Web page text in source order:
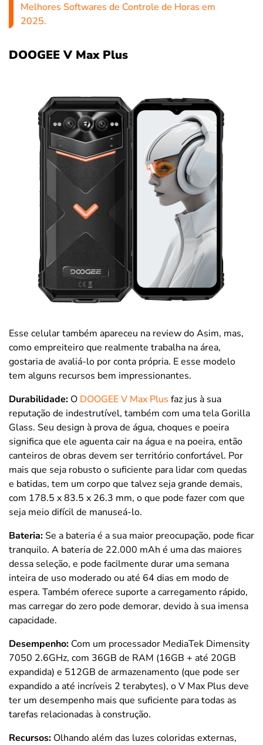
Melhores Softwares de Controle de Horas em
2025.
DOOGEE V Max Plus
Esse celular também apareceu na review do Asim, mas,
como empreiteiro que realmente trabalha na área,
gostaria de avaliá-lo por conta própria. E esse modelo
tem alguns recursos bem impressionantes.
Durabilidade: O DOOGEE V Max Plus faz jus à sua
reputação de indestrutível, também com uma tela Gorilla
Glass. Seu design à prova de água, choques e poeira
significa que ele aguenta cair na água e na poeira, então
canteiros de obras devem ser território confortável. Por
mais que seja robusto o suficiente para lidar com quedas
e batidas, tem um corpo que talvez seja grande demais,
com 178.5 x 83.5 x 26.3 mm, o que pode fazer com que
seja meio difícil de manuseá-lo.
Bateria: Se a bateria é a sua maior preocupação, pode ficar
tranquilo. A bateria de 22.000 mAh é uma das maiores
dessa seleção, e pode facilmente durar uma semana
inteira de uso moderado ou até 64 dias em modo de
espera. Também oferece suporte a carregamento rápido,
mas carregar do zero pode demorar, devido à sua imensa
capacidade.
Desempenho: Com um processador MediaTek Dimensity
7050 2.6GHz, com 36GB de RAM (16GB + até 20GB
expandida) e 512GB de armazenamento (que pode ser
expandido a até incríveis 2 terabytes), o V Max Plus deve
ter um desempenho mais que suficiente para todas as
tarefas relacionadas à construção.
Recursos: Olhando além das luzes coloridas externas,